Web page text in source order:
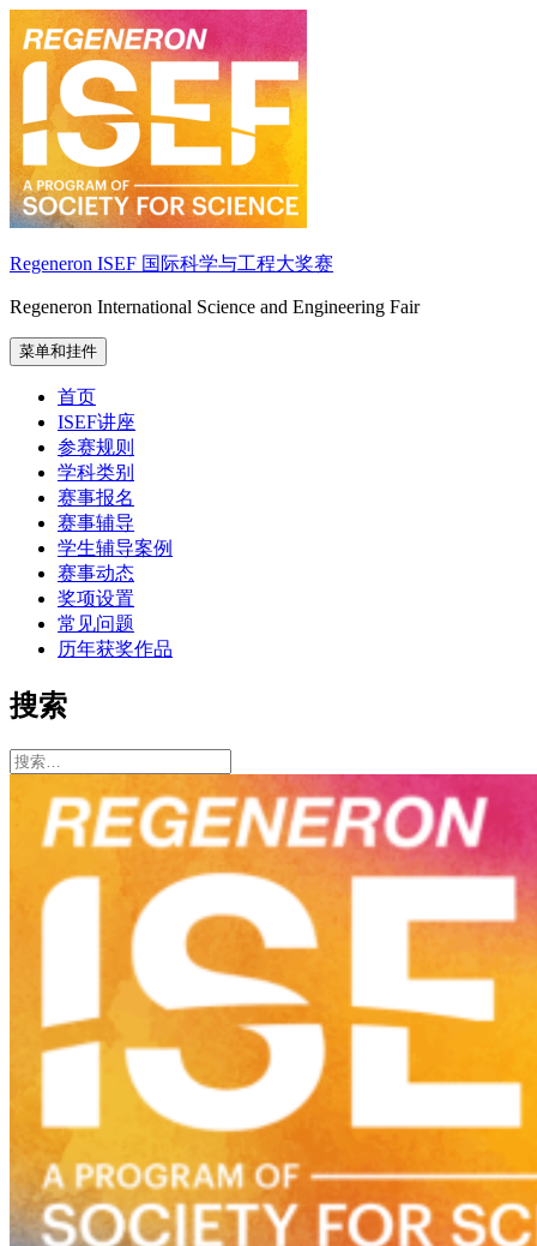
至
内
Regeneron ISEF 国际科学与工程大奖赛
Regeneron International Science and Engineering Fair
菜单和挂件
首页
ISEF讲座
参赛规则
学科类别
赛事报名
赛事辅导
学生辅导案例
赛事动态
奖项设置
常见问题
历年获奖作品
搜索
搜